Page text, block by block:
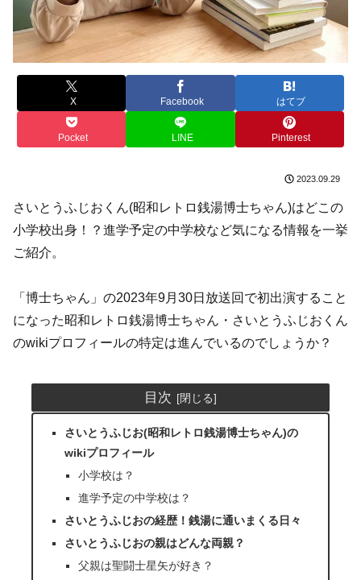
X Facebook はてブ
Pocket LINE Pinterest
2023.09.29
さいとうふじおくん(昭和レトロ銭湯博士ちゃん)はどこの
小学校出身！？進学予定の中学校など気になる情報を一挙
ご紹介。
「博士ちゃん」の2023年9月30日放送回で初出演すること
になった昭和レトロ銭湯博士ちゃん・さいとうふじおくん
のwikiプロフィールの特定は進んでいるのでしょうか？
目次
さいとうふじお(昭和レトロ銭湯博士ちゃん)の
wikiプロフィール
小学校は？
進学予定の中学校は？
さいとうふじおの経歴！銭湯に通いまくる日々
さいとうふじおの親はどんな両親？
父親は聖闘士星矢が好き？